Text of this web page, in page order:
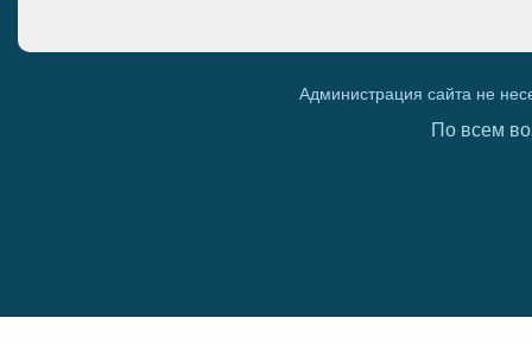
Администрация сайта не
По всем